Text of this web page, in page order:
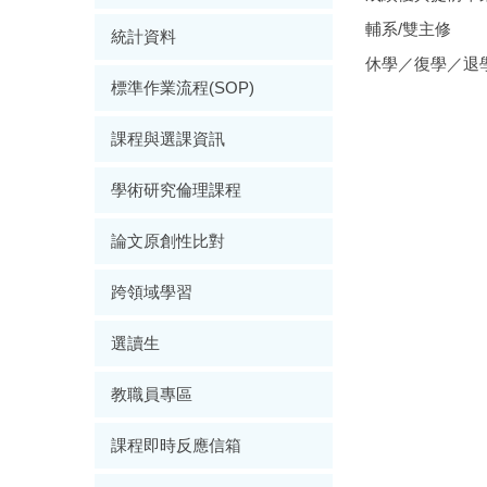
統計資料
標準作業流程(SOP)
課程與選課資訊
學術研究倫理課程
論文原創性比對
跨領域學習
選讀生
教職員專區
課程即時反應信箱
輔系/雙主修
休學／復學／退